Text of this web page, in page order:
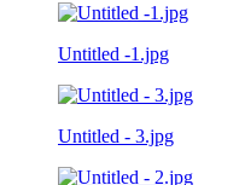
Untitled -1.jpg
Untitled - 3.jpg